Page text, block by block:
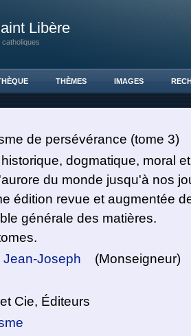
Libère
THÈMES IMAGES
de persévérance (tome 3)
dogmatique, moral
du monde jusqu'à nos
édition revue et augmentée
générale des matières.
Jean-Joseph (Monseigneur)
Cie, Éditeurs